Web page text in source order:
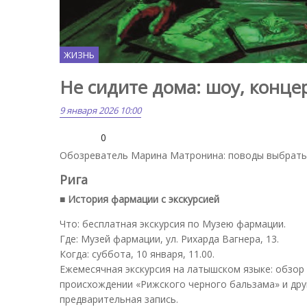
ЖИЗНЬ
Не сидите дома: шоу,
9 января 2026 10:00
0
Обозреватель Марина Матронина: поводы
Рига
■ История фармации с экскурсией
Что: бесплатная экскурсия по Музею фармации.
Где: Музей фармации, ул. Рихарда Вагнера, 13.
Когда: суббота, 10 января, 11.00.
Ежемесячная экскурсия на латышском языке:
происхождении «Рижского черного бальзама» и
предварительная запись.